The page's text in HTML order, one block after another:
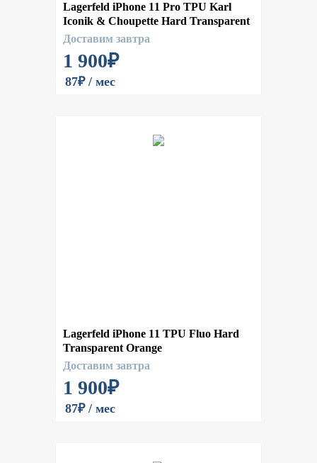
Lagerfeld iPhone 11 Pro TPU Karl
Iconik & Choupette Hard Transparent
Доставим завтра
1 900₽
87₽ / мес
Lagerfeld iPhone 11 TPU Fluo Hard
Transparent Orange
Доставим завтра
1 900₽
87₽ / мес